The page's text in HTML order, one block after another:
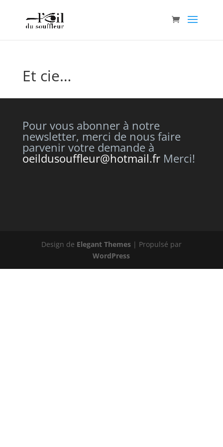
Et cie…
Pour vous abonner à notre
newsletter, merci de nous faire
parvenir votre demande à
oeildusouffleur@hotmail.frMerci!
Design de Elegant Themes| Propulsé par
WordPress